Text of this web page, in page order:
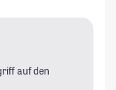
auf den